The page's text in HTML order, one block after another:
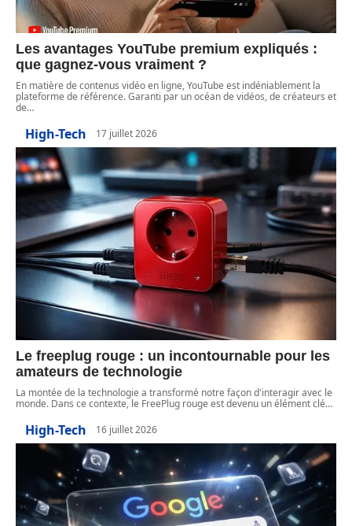
Les avantages YouTube premium expliqués :
que gagnez-vous vraiment ?
En matière de contenus vidéo en ligne, YouTube est indéniablement la
plateforme de référence. Garanti par un océan de vidéos, de créateurs et
de…
High-Tech 17 juillet 2026
Le freeplug rouge : un incontournable pour les
amateurs de technologie
La montée de la technologie a transformé notre façon d'interagir avec le
monde. Dans ce contexte, le FreePlug rouge est devenu un élément clé…
High-Tech 16 juillet 2026